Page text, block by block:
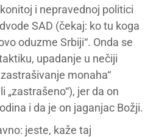
i nepravednoj politici
SAD (čekaj: ko tu koga
oduzme Srbiji“. Onda se
upadanje u nečiji
monaha“
„zastrašeno“), jer da on
i da je on jaganjac Božji.
jeste, kaže taj